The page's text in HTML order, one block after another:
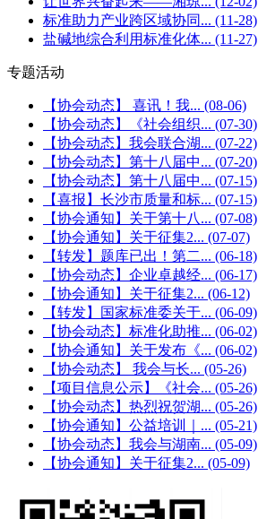
标准助力产业跨区域协同... (11-28)
盐碱地综合利用标准化体... (11-27)
专题活动
【协会动态】 喜讯！我... (08-06)
【协会动态】《社会组织... (07-30)
【协会动态】我会联合湖... (07-22)
【协会动态】第十八届中... (07-20)
【协会动态】第十八届中... (07-15)
【喜报】长沙市质量和标... (07-15)
【协会通知】关于第十八... (07-08)
【协会通知】关于征集2... (07-07)
【转发】题库已出！第二... (06-18)
【协会动态】企业卓越经... (06-17)
【协会通知】关于征集2... (06-12)
【转发】国家标准委关于... (06-09)
【协会动态】标准化助推... (06-02)
【协会通知】关于发布《... (06-02)
【协会动态】 我会与长... (05-26)
【项目信息公示】《社会... (05-26)
【协会动态】热烈祝贺湖... (05-26)
【协会通知】公益培训｜... (05-21)
【协会动态】我会与湖南... (05-09)
【协会通知】关于征集2... (05-09)